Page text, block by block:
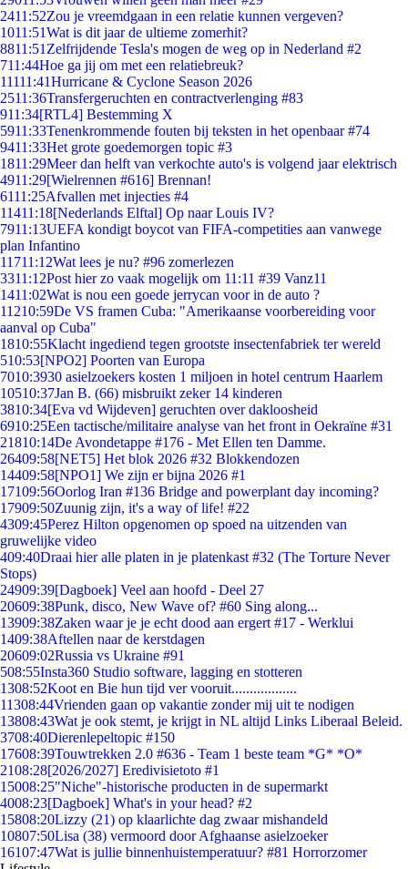
2411:52Zou je vreemdgaan in een relatie kunnen vergeven?
1011:51Wat is dit jaar de ultieme zomerhit?
8811:51 Zelfrijdende Tesla's mogen de weg op in Nederland #2
711:44Hoe ga jij om met een relatiebreuk?
11111:41Hurricane & Cyclone Season 2026
2511:36Transfergeruchten en contractverlenging #83
911:34[RTL4] Bestemming X
5911:33Tenenkrommende fouten bij teksten in het openbaar #74
9411:33Het grote goedemorgen topic #3
1811:29Meer dan helft van verkochte auto's is volgend jaar elektrisch
4911:29[Wielrennen #616] Brennan!
6111:25Afvallen met injecties #4
11411:18[Nederlands Elftal] Op naar Louis IV?
7911:13UEFA kondigt boycot van FIFA-competities aan vanwege
plan Infantino
11711:12Wat lees je nu? #96 zomerlezen
3311:12Post hier zo vaak mogelijk om 11:11 #39 Vanz11
1411:02Wat is nou een goede jerrycan voor in de auto ?
11210:59De VS framen Cuba: "Amerikaanse voorbereiding voor
aanval op Cuba"
1810:55Klacht ingediend tegen grootste insectenfabriek ter wereld
510:53[NPO2] Poorten van Europa
7010:3930 asielzoekers kosten 1 miljoen in hotel centrum Haarlem
10510:37Jan B. (66) misbruikt zeker 14 kinderen
3810:34[Eva vd Wijdeven] geruchten over dakloosheid
6910:25Een tactische/militaire analyse van het front in Oekraïne #31
21810:14De Avondetappe #176 - Met Ellen ten Damme.
26409:58[NET5] Het blok 2026 #32 Blokkendozen
14409:58[NPO1] We zijn er bijna 2026 #1
17109:56Oorlog Iran #136 Bridge and powerplant day incoming?
17909:50Zuunig zijn, it's a way of life! #22
4309:45Perez Hilton opgenomen op spoed na uitzenden van
gruwelijke video
409:40Draai hier alle platen in je platenkast #32 (The Torture Never
Stops)
24909:39[Dagboek] Veel aan hoofd - Deel 27
20609:38Punk, disco, New Wave of? #60 Sing along...
13909:38Zaken waar je je echt dood aan ergert #17 - Werklui
1409:38Aftellen naar de kerstdagen
20609:02Russia vs Ukraine #91
508:55Insta360 Studio software, lagging en stotteren
1308:52Koot en Bie hun tijd ver vooruit..................
11308:44Vrienden gaan op vakantie zonder mij uit te nodigen
13808:43Wat je ook stemt, je krijgt in NL altijd Links Liberaal Beleid.
3708:40Dierenlepeltopic #150
17608:39Touwtrekken 2.0 #636 - Team 1 beste team *G* *O*
2108:28[2026/2027] Eredivisietoto #1
15008:25"Niche"-historische producten in de supermarkt
4008:23[Dagboek] What's in your head? #2
15808:20Lizzy (21) op klaarlichte dag zwaar mishandeld
10807:50Lisa (38) vermoord door Afghaanse asielzoeker
16107:47Wat is jullie binnenhuistemperatuur? #81 Horrorzomer